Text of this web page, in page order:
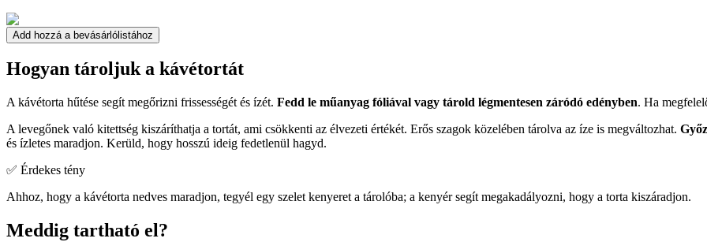
Add hozzá a bevásárlólistához
Hogyan tároljuk a kávétortát
A kávétorta hűtése segít megőrizni frissességét és ízét. Fedd le műanyag fóliával vagy tárold légmentesen záródó edényben. Ha
A levegőnek való kitettség kiszáríthatja a tortát, ami csökkenti az élvezeti értékét. Erős szagok közelében tárolva az íze is megváltozhat.
és ízletes maradjon. Kerüld, hogy hosszú ideig fedetlenül hagyd.
✅ Érdekes tény
Ahhoz, hogy a kávétorta nedves maradjon, tegyél egy szelet kenyeret a tárolóba; a kenyér segít megakadályozni, hogy a torta kiszáradjon.
Meddig tartható el?